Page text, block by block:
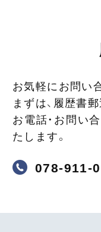
お気軽にお問い
まずは、履歴書
お電話・お問い
たします。
078-911-